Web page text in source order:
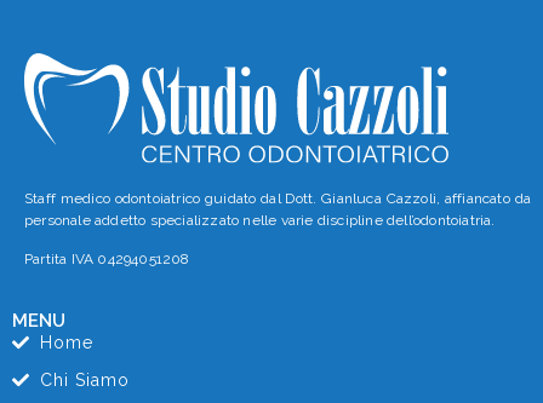
Staff medico odontoiatrico guidato dal Dott. Gianluca Cazzoli, affiancato da
personale addetto specializzato nelle varie discipline dell’odontoiatria.
Partita IVA 04294051208
MENU
Home
Chi Siamo